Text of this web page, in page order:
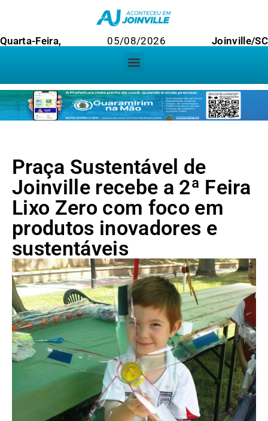
Quarta-Feira, 05/08/2026 Joinville/SC
Praça Sustentável de
Joinville recebe a 2ª Feira
Lixo Zero com foco em
produtos inovadores e
sustentáveis